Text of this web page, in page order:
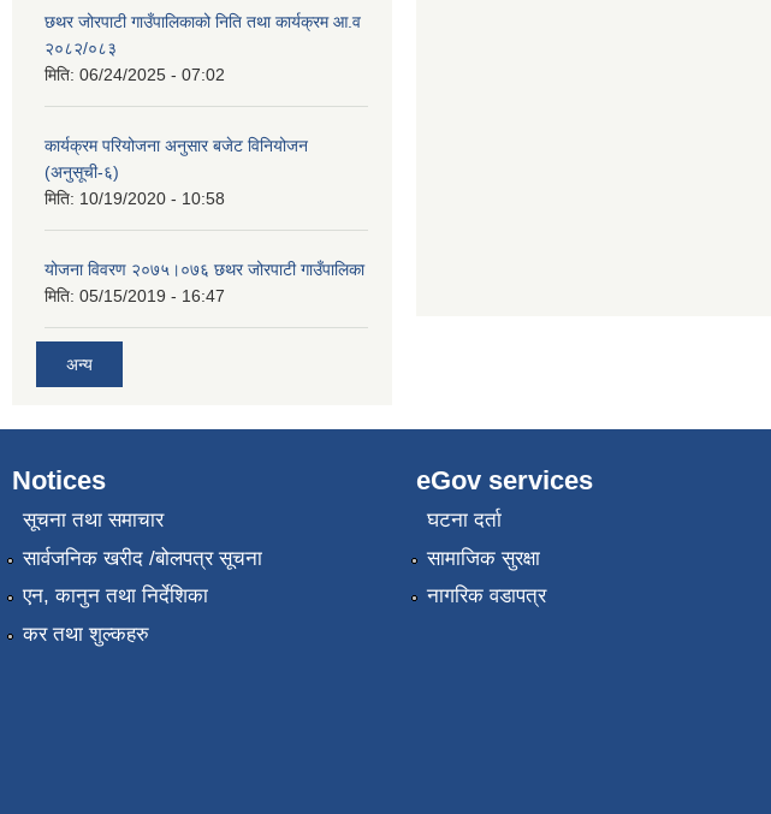
छथर जोरपाटी गाउँपालिकाको निति तथा कार्यक्रम आ.व
२०८२/०८३
मिति: 06/24/2025 - 07:02
कार्यक्रम परियोजना अनुसार बजेट विनियोजन
(अनुसूची-६)
मिति: 10/19/2020 - 10:58
योजना विवरण २०७५।०७६ छथर जोरपाटी गाउँपालिका
मिति: 05/15/2019 - 16:47
अन्य
Notices
सूचना तथा समाचार
सार्वजनिक खरीद /बोलपत्र सूचना
एन, कानुन तथा निर्देशिका
कर तथा शुल्कहरु
eGov services
घटना दर्ता
सामाजिक सुरक्षा
नागरिक वडापत्र